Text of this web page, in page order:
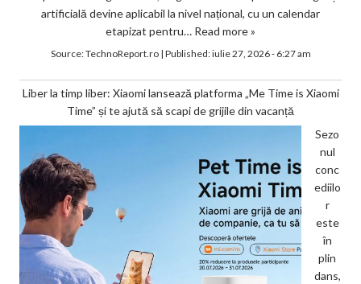
artificială devine aplicabil la nivel național, cu un calendar
etapizat pentru… Read more »
Source:TechnoReport.ro| Published:iulie 27, 2026 - 6:27 am
Liber la timp liber: Xiaomi lansează platforma „Me Time is Xiaomi
Time” și te ajută să scapi de grijile din vacanță
Sezo
nul
conc
ediilo
r
este
în
plin
dans,